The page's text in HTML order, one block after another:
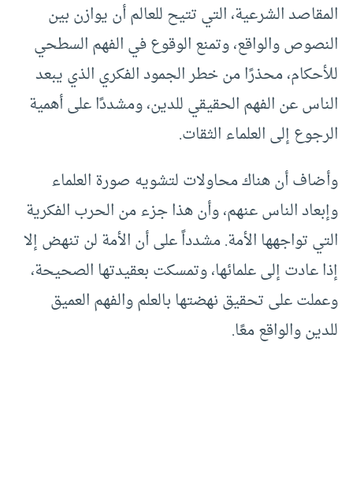
المقاصد الشرعية، التي تتيح للعالم أن يوازن بين
النصوص والواقع، وتمنع الوقوع في الفهم السطحي
للأحكام، محذرًا من خطر الجمود الفكري الذي يبعد
الناس عن الفهم الحقيقي للدين، ومشددًا على أهمية
الرجوع إلى العلماء الثقات.
وأضاف أن هناك محاولات لتشويه صورة العلماء
وإبعاد الناس عنهم، وأن هذا جزء من الحرب الفكرية
التي تواجهها الأمة. مشدداً على أن الأمة لن تنهض إلا
إذا عادت إلى علمائها، وتمسكت بعقيدتها الصحيحة،
وعملت على تحقيق نهضتها بالعلم والفهم العميق
للدين والواقع معًا.